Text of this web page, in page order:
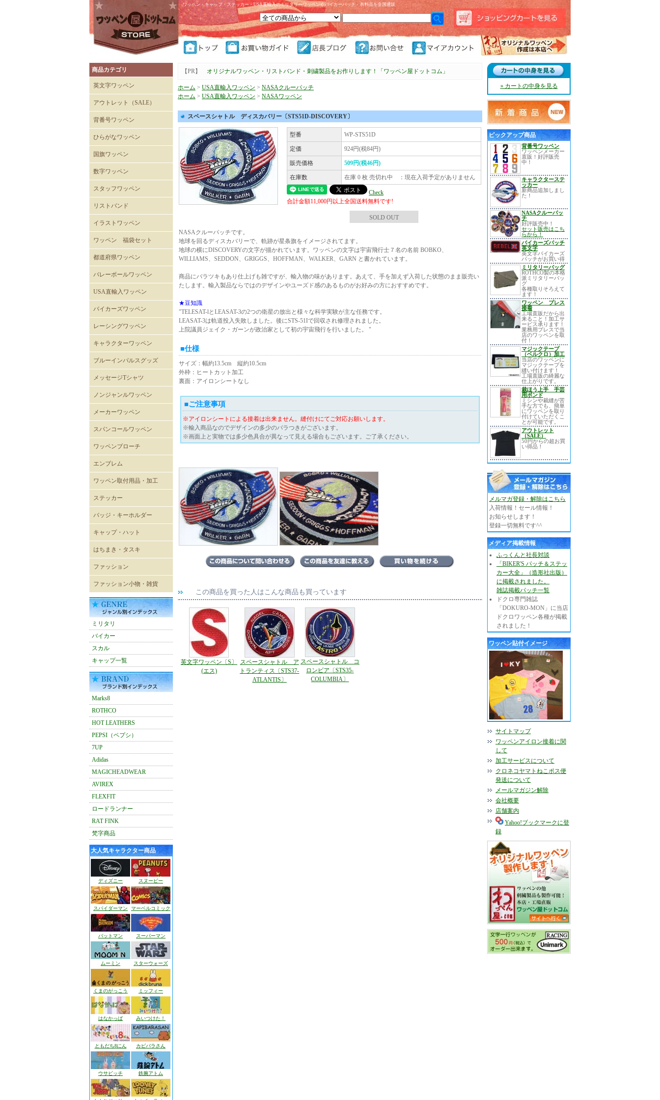
ワッペン・キャップ・ステッカー・USA直輸入のミリタリーワッペンやバイカーパッチ・衣料品を全国通販
商品カテゴリ
英文字ワッペン
アウトレット（SALE）
Tシャツ
キャップ
背番号ワッペン
ひらがなワッペン
国旗ワッペン
数字ワッペン
スタッフワッペン
ン
ン
リストバンド
イラストワッペン
ワッペン 福袋セット
都道府県ワッペン
バレーボールワッペン
バレーボール
USA直輸入ワッペン
ROTHCOミリタリーワッペ
ミリタリーワッペン
階級章ワッペン
テープタグ
スカルワッペン
バイカーワッペン
警察･消防ワッペン
徽章ワッペン
スラングワッペン
国旗ワッペン
アニマルワッペン
バラエティーワッペン
NASAクルーパッチ
バイカーズワッペン
イズ
レーシングワッペン
キャラクターワッペン
スヌーピー
ディズニー
ムーミン
くまのがっこう
ROAD RUNNER ワッペン
CLAY SMITH
FELIX
トムとジェリー
バットマン
スーパーマン
トゥイーティー
スターウォーズ
スパイダーマン
マーベル・コミック
RATFINK
ミッフィー
デッドベア
NHKはなかっぱ
ともだち8にん
カピバラさん
セサミストリート
NHKみいつけた
ウサビッチ
パラッパラッパー
鉄腕アトム
ハッピーツリーフレンズ
ガーフィールド
ブルーインパルスグッズ
メッセージTシャツ
ノンジャンルワッペン
メーカーワッペン
スパンコールワッペン
ワッペンブローチ
エンブレム
既成ワッペン エンブレム
ワッペン取付用品・加工
ステッカー
レーシングステッカー
バイカーステッカー
ミリタリーステッカー
ヴィンテージ風ステッカー
キャラクターステッカー
ウォールステッカー
バッジ・キーホルダー
USA直輸入ピンバッジ
キーホルダー
ジッパープル
キーケース
パスケース
キャップ・ハット
キャップ
ON-FIELD SHAPE〕
はちまき・タスキ
ファッション
無地Tシャツ・タンクトップ
プリントTシャツ
トレーナー・パーカー
ウィンドブレーカー
ジャンパー・コート
ファッション小物・雑貨
雑貨
ネックウォーマー
マグカップ
ミリタリーバッグ他
トートバッグ
バンダナ
タオル
防災グッズ
雑誌
アメリカン雑貨
スマホグッズ
ミリタリ
バイカー
スカル
キャップ一覧
Marks8
ROTHCO
HOT LEATHERS
PEPSI（ペプシ）
7UP
Adidas
MAGICHEADWEAR
AVIREX
FLEXFIT
ロードランナー
RAT FINK
梵字商品
大人気キャラクター商品
ディズニー スヌーピー
スパイダーマン マーベルコミック
バットマン スーパーマン
ムーミン スターウォーズ
くまのがっこう ミッフィー
はなかっぱ みいつけた！
ともだち8にん カピバラさん
ウサビッチ 鉄腕アトム
【PR】 オリジナルワッペン・リストバンド・刺繍製品をお作りします！「ワッペン屋ドットコム」
ホーム > USA直輸入ワッペン > NASAクルーパッチ
ホーム > USA直輸入ワッペン > NASAワッペン
スペースシャトル ディスカバリー〔STS51D-DISCOVERY〕
型番 WP-STS51D
定価 924円(税84円)
販売価格 509円(税46円)
在庫数 在庫 0 枚 売切れ中 ：現在入荷予定がありません
Check
合計金額11,000円以上全国送料無料です!
SOLD OUT
NASAクルーパッチです。
地球を回るディスカバリーで、軌跡が星条旗をイメージされてます。
地球の横にDISCOVERYの文字が描かれています。ワッペンの文字は宇宙飛行士７名の名前 BOBKO、
WILLIAMS、SEDDON、GRIGGS、HOFFMAN、WALKER、GARN と書かれています。
商品にバラツキもあり仕上げも雑ですが、輸入物の味があります。あえて、手を加えず入荷した状態のまま販売い
たします。輸入製品ならではのデザインやユーズド感のあるものがお好みの方におすすめです。
★豆知識
"TELESAT-lとLEASAT-3の2つの衛星の放出と様々な科学実験が主な任務です。
LEASAT-3は軌道投入失敗しました。後にSTS-51Iで回収され修理されました。
上院議員ジェイク・ガーンが政治家として初の宇宙飛行を行いました。 "
■仕様
サイズ：幅約13.5cm 縦約10.5cm
外枠：ヒートカット加工
裏面：アイロンシートなし
■ご注意事項
※アイロンシートによる接着は出来ません。縫付けにてご対応お願いします。
※輸入商品なのでデザインの多少のバラつきがございます。
※画面上と実物では多少色具合が異なって見える場合もございます。ご了承ください。
この商品を買った人はこんな商品も買っています
英文字ワッペン〔S〕
(エス)
スペースシャトル ア
トランティス〔STS37-
ATLANTIS〕
スペースシャトル コ
ロンビア〔STS35-
COLUMBIA〕
» カートの中身を見る
ピックアップ商品
背番号ワッペン
ワッペンメーカー
直販！好評販売
中！
キャラクターステ
ッカー
新商品追加しまし
た！
NASAクルーパッ
チ
好評販売中！
セット販売はこち
らから！
バイカーズパッチ
英文字
英文字バイカーズ
パッチがお買い得
ミリタリーバッグ
ROTHCO製の本格
派ミリタリーバッ
グ
各種取りそろえて
ます！
ワッペン プレス
接着
工場直販だから出
来ること！加工サ
ービス承ります！
業務用プレスで当
店のワッペンを取
付！
マジックテープ
（ベルクロ）加工
当店のワッペンに
マジックテープを
縫い付けます！
工場直販の綺麗な
仕上がりです。
裁ほう上手 手芸
用ボンド
ミシンや裁縫が苦
手な方でも、簡単
にワッペンを取り
付けていただくこ
とが可能です。
アウトレット
（SALE）
50円からの超お買
い得品！
メルマガ登録・解除はこちら
入荷情報！セール情報！
お知らせします！
登録一切無料です^^
メディア掲載情報
ふっくんと社長対談
「BIKER'S パッチ＆ステッ
カー大全」（造形社出版）
に掲載されました。
雑誌掲載パッチ一覧
ドクロ専門雑誌
「DOKURO-MON」に当店
ドクロワッペン各種が掲載
されました！
ワッペン貼付イメージ
サイトマップ
ワッペンアイロン接着に関
して
加工サービスについて
クロネコヤマトねこポス便
発送について
メールマガジン解除
会社概要
店舗案内
Yahoo!ブックマークに登
録